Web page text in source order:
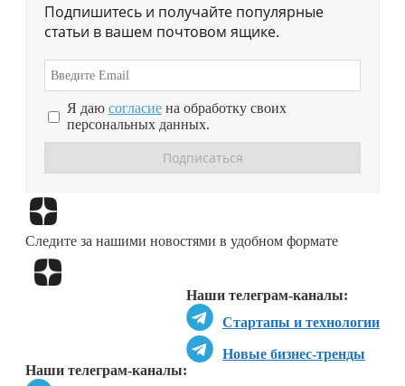
Подпишитесь и получайте популярные
статьи в вашем почтовом ящике.
Я даю согласие на обработку своих
персональных данных.
Следите за нашими новостями в удобном формате
Наши телеграм-каналы:
Стартапы и технологии
Новые бизнес-тренды
Наши телеграм-каналы: